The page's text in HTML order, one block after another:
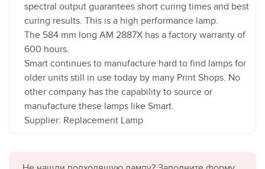
spectral output guarantees short curing times and best
curing results. This is a high performance lamp.
The 584 mm long AM 2887X has a factory warranty of
600 hours.
Smart continues to manufacture hard to find lamps for
older units still in use today by many Print Shops. No
other company has the capability to source or
manufacture these lamps like Smart.
Supplier: Replacement Lamp